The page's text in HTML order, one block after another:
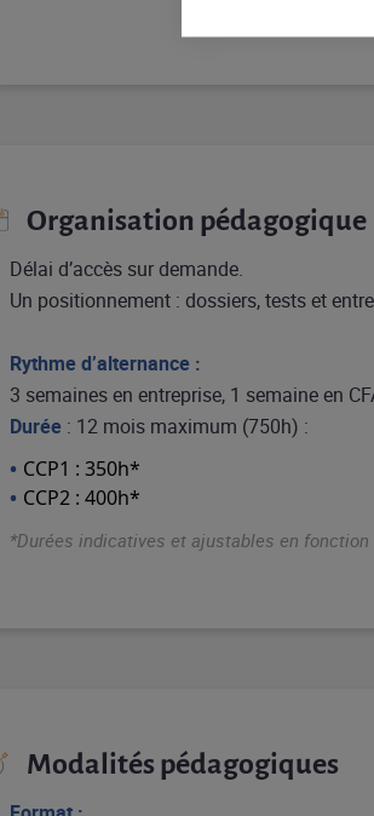
Organisation pédagogique
Délai d’accès sur demande.
Un positionnement : dossiers, tests et
Rythme d’alternance :
3 semaines en entreprise, 1 semaine en
Durée : 12 mois maximum (750h) :
CCP1 : 350h*
CCP2 : 400h*
*Durées indicatives et ajustables en
Modalités pédagogiques